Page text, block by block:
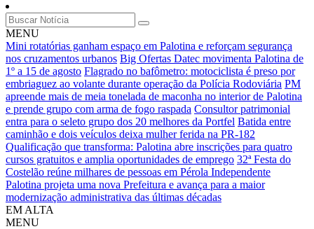
MENU
Mini rotatórias ganham espaço em Palotina e reforçam segurança
nos cruzamentos urbanos Big Ofertas Datec movimenta Palotina de
1º a 15 de agosto Flagrado no bafômetro: motociclista é preso por
embriaguez ao volante durante operação da Polícia Rodoviária PM
apreende mais de meia tonelada de maconha no interior de Palotina
e prende grupo com arma de fogo raspada Consultor patrimonial
entra para o seleto grupo dos 20 melhores da Portfel Batida entre
caminhão e dois veículos deixa mulher ferida na PR-182
Qualificação que transforma: Palotina abre inscrições para quatro
cursos gratuitos e amplia oportunidades de emprego 32ª Festa do
Costelão reúne milhares de pessoas em Pérola Independente
Palotina projeta uma nova Prefeitura e avança para a maior
modernização administrativa das últimas décadas
EM ALTA
MENU